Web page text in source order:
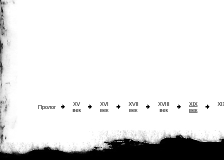
Пролог
XV
век
XVI
век
XVII
век
XVIII
век
XIX
век